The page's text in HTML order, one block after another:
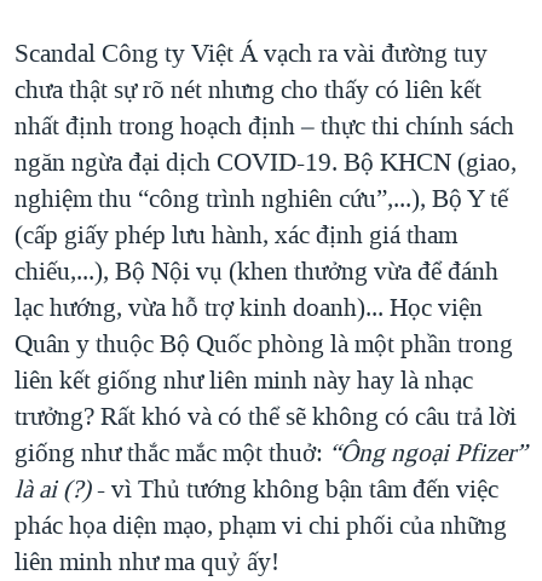
Scandal Công ty Việt Á vạch ra vài đường tuy
chưa thật sự rõ nét nhưng cho thấy có liên kết
nhất định trong hoạch định – thực thi chính sách
ngăn ngừa đại dịch COVID-19. Bộ KHCN (giao,
nghiệm thu “công trình nghiên cứu”,...), Bộ Y tế
(cấp giấy phép lưu hành, xác định giá tham
chiếu,...), Bộ Nội vụ (khen thưởng vừa để đánh
lạc hướng, vừa hỗ trợ kinh doanh)... Học viện
Quân y thuộc Bộ Quốc phòng là một phần trong
liên kết giống như liên minh này hay là nhạc
trưởng? Rất khó và có thể sẽ không có câu trả lời
giống như thắc mắc một thuở: “Ông ngoại Pfizer”
là ai (?)- vì Thủ tướng không bận tâm đến việc
phác họa diện mạo, phạm vi chi phối của những
liên minh như ma quỷ ấy!